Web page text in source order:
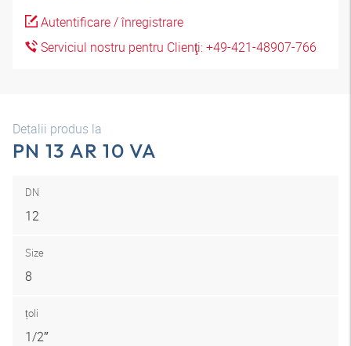
Autentificare / înregistrare
Serviciul nostru pentru Clienţi: +49-421-48907-766
Detalii produs la
PN 13 AR 10 VA
DN
12
Size
8
țoli
1/2″